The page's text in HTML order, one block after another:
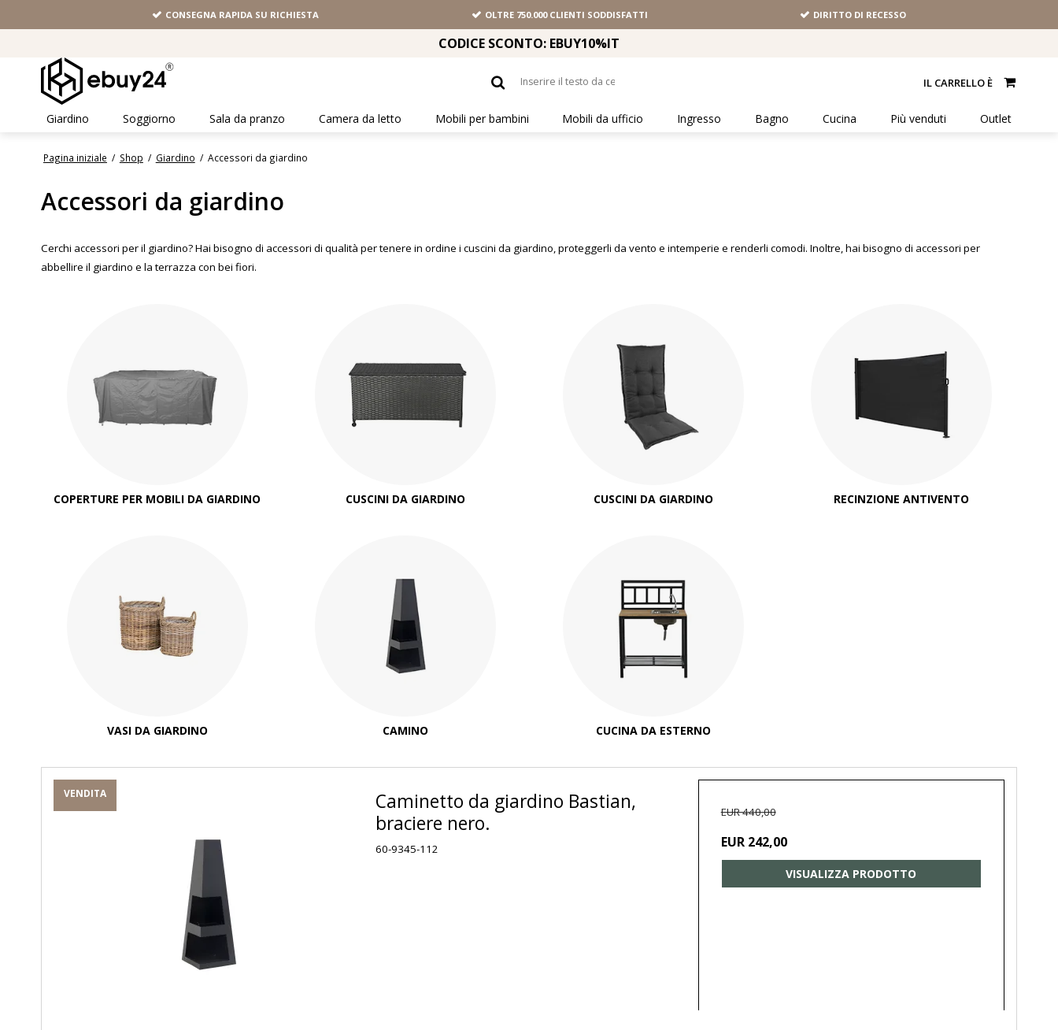
CONSEGNA RAPIDA SU RICHIESTA OLTRE 750.000 CLIENTI SODDISFATTI DIRITTO DI RECESSO
CODICE SCONTO: EBUY10%IT
IL CARRELLO È
Giardino Soggiorno Sala da pranzo Camera da letto Mobili per bambini Mobili da ufficio Ingresso Bagno Cucina Più venduti Outlet
Pagina iniziale / Shop / Giardino / Accessori da giardino
Accessori da giardino
Cerchi accessori per il giardino? Hai bisogno di accessori di qualità per tenere in ordine i cuscini da giardino, proteggerli da vento e intemperie e renderli comodi. Inoltre, hai bisogno di accessori per
abbellire il giardino e la terrazza con bei fiori.
COPERTURE PER MOBILI DA GIARDINO CUSCINI DA GIARDINO CUSCINI DA GIARDINO RECINZIONE ANTIVENTO
VASI DA GIARDINO CAMINO CUCINA DA ESTERNO
VENDITA
Caminetto da giardino Bastian,
braciere nero.
60-9345-112
EUR 440,00
EUR 242,00
VISUALIZZA PRODOTTO